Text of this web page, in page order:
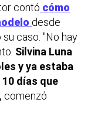
contó cómo
desde
caso. "No hay
Silvina Luna
y ya estaba
días que
comenzó